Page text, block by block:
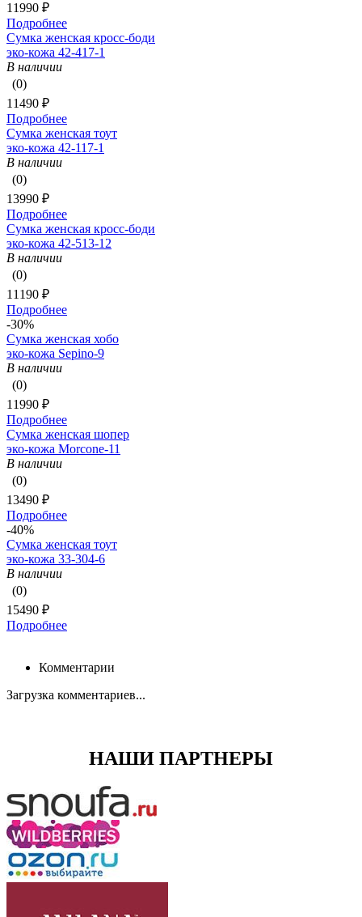
11990 ₽
Подробнее
Сумка женская кросс-боди
эко-кожа 42-417-1
В наличии
(0)
11490 ₽
Подробнее
Сумка женская тоут
эко-кожа 42-117-1
В наличии
(0)
13990 ₽
Подробнее
Сумка женская кросс-боди
эко-кожа 42-513-12
В наличии
(0)
11190 ₽
Подробнее
-30%
Сумка женская хобо
эко-кожа Sepino-9
В наличии
(0)
11990 ₽
Подробнее
Сумка женская шопер
эко-кожа Morcone-11
В наличии
(0)
13490 ₽
Подробнее
-40%
Сумка женская тоут
эко-кожа 33-304-6
В наличии
(0)
15490 ₽
Подробнее
Комментарии
Загрузка комментариев...
НАШИ ПАРТНЕРЫ